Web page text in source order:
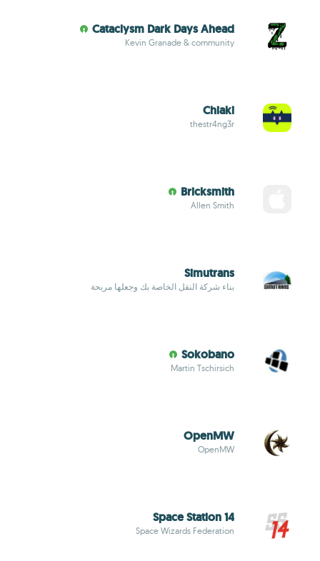
Cataclysm Dark Days Ahead
Kevin Granade & community
Chiaki
thestr4ng3r
Bricksmith
Allen Smith
Simutrans
بناء شركة النقل الخاصة بك وجعلها مربحة
Sokobano
Martin Tschirsich
OpenMW
OpenMW
Space Station 14
Space Wizards Federation